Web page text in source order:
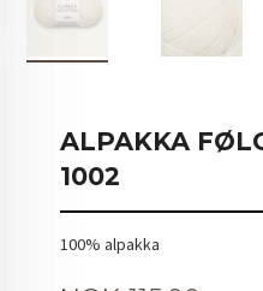
ALPAKKA
1002
100% alpakka